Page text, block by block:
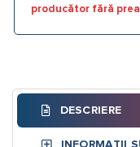
producător fără
DESCRIERE
INFORMAȚII